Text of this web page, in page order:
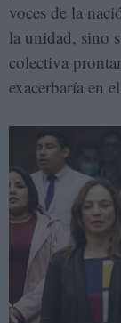
voces de la
la unidad, sino
colectiva
exacerbaría en